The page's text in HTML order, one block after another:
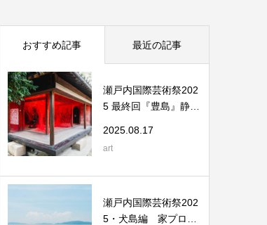
おすすめ記事 最近の記事
瀬戸内国際芸術祭202
5 最終回『豊島』静け
2025.08.17
art
瀬戸内国際芸術祭202
5・犬島編 家プロジ